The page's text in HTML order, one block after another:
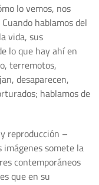
lo vemos, nos
hablamos del
vida, sus
lo que hay ahí en
terremotos,
desaparecen,
hablamos de
reproducción –
somete la
contemporáneos
que en su